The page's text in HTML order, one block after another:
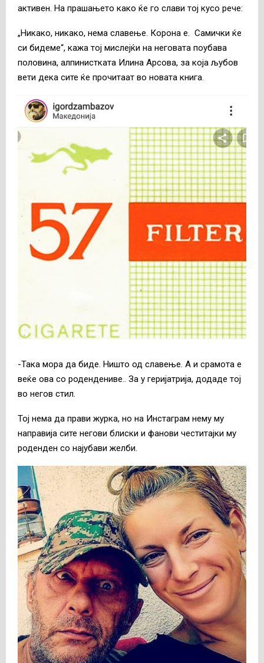
активен. На прашањето како ќе го слави тој кусо рече:
„Никако, никако, нема славење. Корона е. Самички ќе
си бидеме“, кажа тој мислејќи на неговата поубава
половина, алпинистката Илина Арсова, за која љубов
вети дека сите ќе прочитаат во новата книга.
-Така мора да биде. Ништо од славење. А и срамота е
веќе ова со родендениве.. За у геријатрија, додаде тој
во негов стил.
Тој нема да прави журка, но на Инстаграм нему му
направија сите негови блиски и фанови честитајки му
роденден со најубави желби.